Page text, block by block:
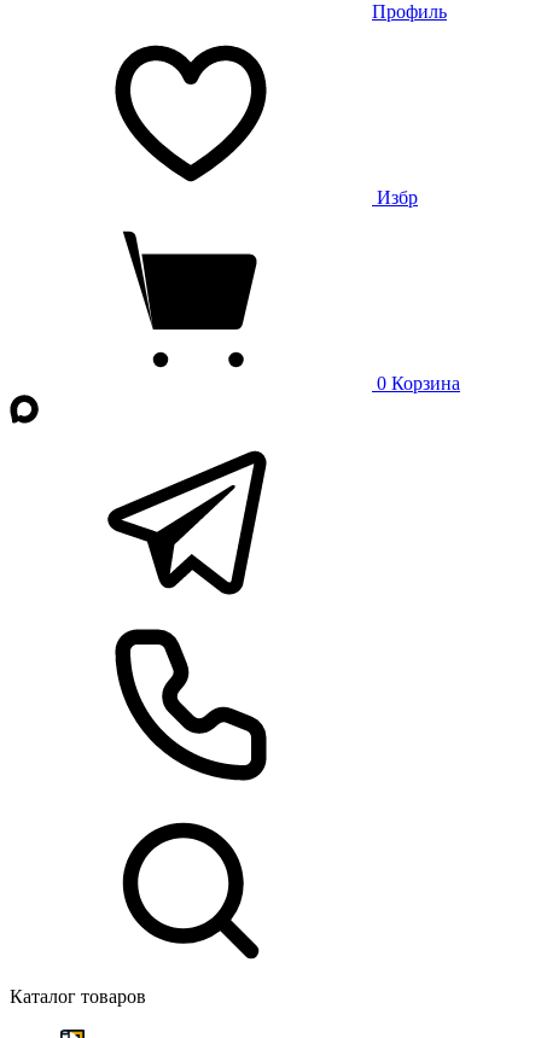
Профиль
Избр
0 Корзина
Каталог товаров